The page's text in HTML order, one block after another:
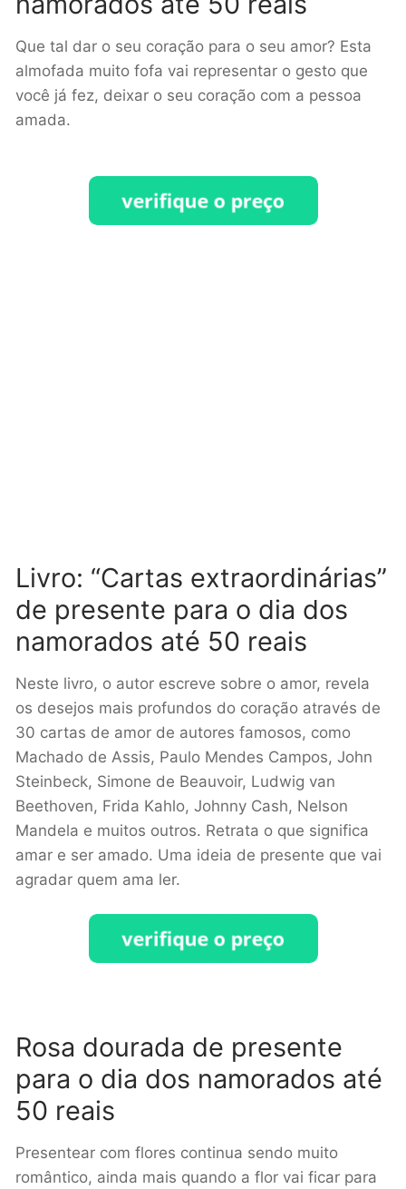
Que tal dar o seu coração para o seu amor? Esta
almofada muito fofa vai representar o gesto que
você já fez, deixar o seu coração com a pessoa
amada.
Livro: “Cartas extraordinárias”
de presente para o dia dos
namorados até 50 reais
Neste livro, o autor escreve sobre o amor, revela
os desejos mais profundos do coração através de
30 cartas de amor de autores famosos, como
Machado de Assis, Paulo Mendes Campos, John
Steinbeck, Simone de Beauvoir, Ludwig van
Beethoven, Frida Kahlo, Johnny Cash, Nelson
Mandela e muitos outros. Retrata o que significa
amar e ser amado. Uma ideia de presente que vai
agradar quem ama ler.
Rosa dourada de presente
para o dia dos namorados até
50 reais
Presentear com flores continua sendo muito
romântico, ainda mais quando a flor vai ficar para